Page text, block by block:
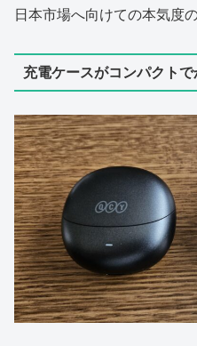
日本市場へ向けての本気度
充電ケースがコンパクト